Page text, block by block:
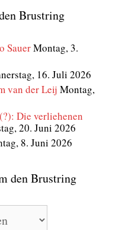
Brustring
SauerMontag, 3.
16. Juli 2026
van der Leij Montag,
Die verliehenen
20. Juni 2026
8. Juni 2026
den Brustring